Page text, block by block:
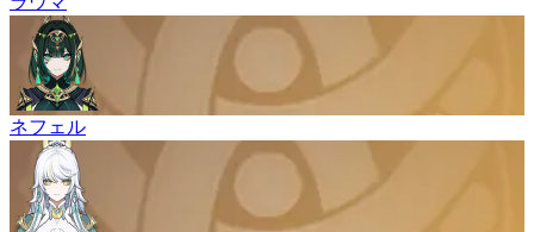
ネフェル